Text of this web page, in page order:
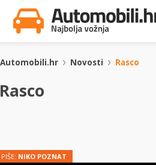
Automobili.hr Novosti Rasco
Rasco
PIŠE: NIKO POZNAT